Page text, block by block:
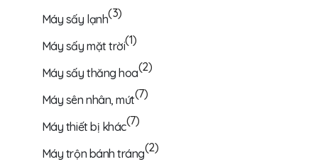
Máy sấy lạnh(3)
Máy sấy mặt trời(1)
Máy sấy thăng hoa(2)
Máy sên nhân, mứt(7)
Máy thiết bị khác(7)
Máy trộn bánh tráng(2)